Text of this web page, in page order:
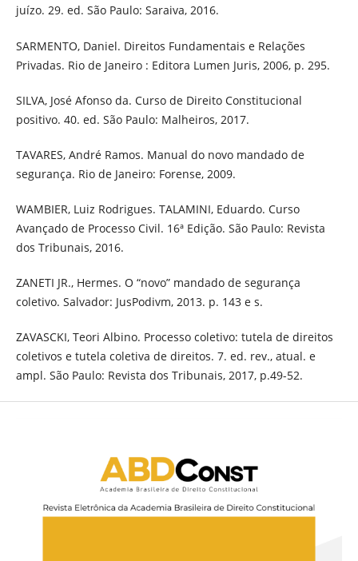
juízo. 29. ed. São Paulo: Saraiva, 2016.
SARMENTO, Daniel. Direitos Fundamentais e Relações
Privadas. Rio de Janeiro : Editora Lumen Juris, 2006, p. 295.
SILVA, José Afonso da. Curso de Direito Constitucional
positivo. 40. ed. São Paulo: Malheiros, 2017.
TAVARES, André Ramos. Manual do novo mandado de
segurança. Rio de Janeiro: Forense, 2009.
WAMBIER, Luiz Rodrigues. TALAMINI, Eduardo. Curso
Avançado de Processo Civil. 16ª Edição. São Paulo: Revista
dos Tribunais, 2016.
ZANETI JR., Hermes. O “novo” mandado de segurança
coletivo. Salvador: JusPodivm, 2013. p. 143 e s.
ZAVASCKI, Teori Albino. Processo coletivo: tutela de direitos
coletivos e tutela coletiva de direitos. 7. ed. rev., atual. e
ampl. São Paulo: Revista dos Tribunais, 2017, p.49-52.